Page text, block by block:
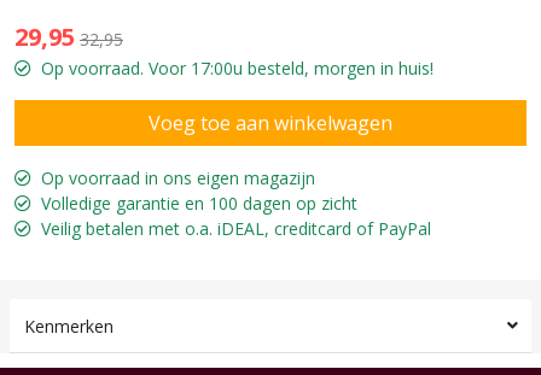
29,95 32,95
Op voorraad. Voor 17:00u besteld, morgen in huis!
Op voorraad in ons eigen magazijn
Volledige garantie en 100 dagen op zicht
Veilig betalen met o.a. iDEAL, creditcard of PayPal
Kenmerken